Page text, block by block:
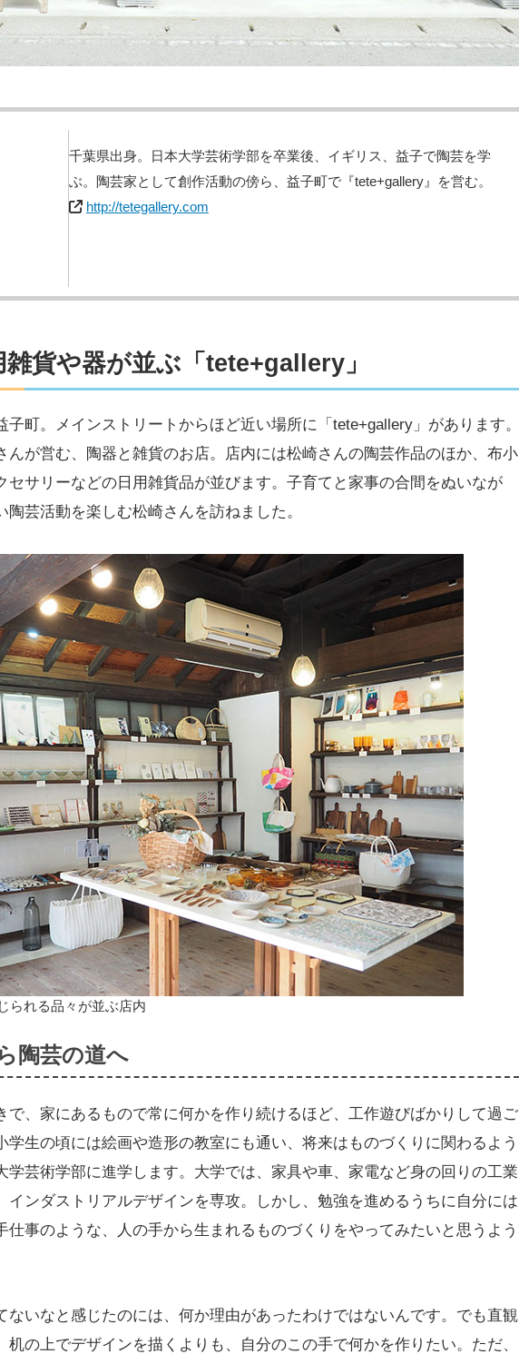
千葉県出身。日本大学芸術学部を卒業後、イギリス、益子で陶芸を学
ぶ。陶芸家として創作活動の傍ら、益子町で『tete+gallery』を営む。
http://tetegallery.com
貨や器が並ぶ「tete+gallery」
子町。メインストリートからほど近い場所に「tete+gallery」があります。
んが営む、陶器と雑貨のお店。店内には松崎さんの陶芸作品のほか、布小
セサリーなどの日用雑貨品が並びます。子育てと家事の合間をぬいなが
芸活動を楽しむ松崎さんを訪ねました。
られる品々が並ぶ店内
陶芸の道へ
で、家にあるもので常に何かを作り続けるほど、工作遊びばかりして過ご
学生の頃には絵画や造形の教室にも通い、将来はものづくりに関わるよう
学芸術学部に進学します。大学では、家具や車、家電など身の回りの工業
インダストリアルデザインを専攻。しかし、勉強を進めるうちに自分には
仕事のような、人の手から生まれるものづくりをやってみたいと思うよう
ないなと感じたのには、何か理由があったわけではないんです。でも直観
の上でデザインを描くよりも、自分のこの手で何かを作りたい。ただ、